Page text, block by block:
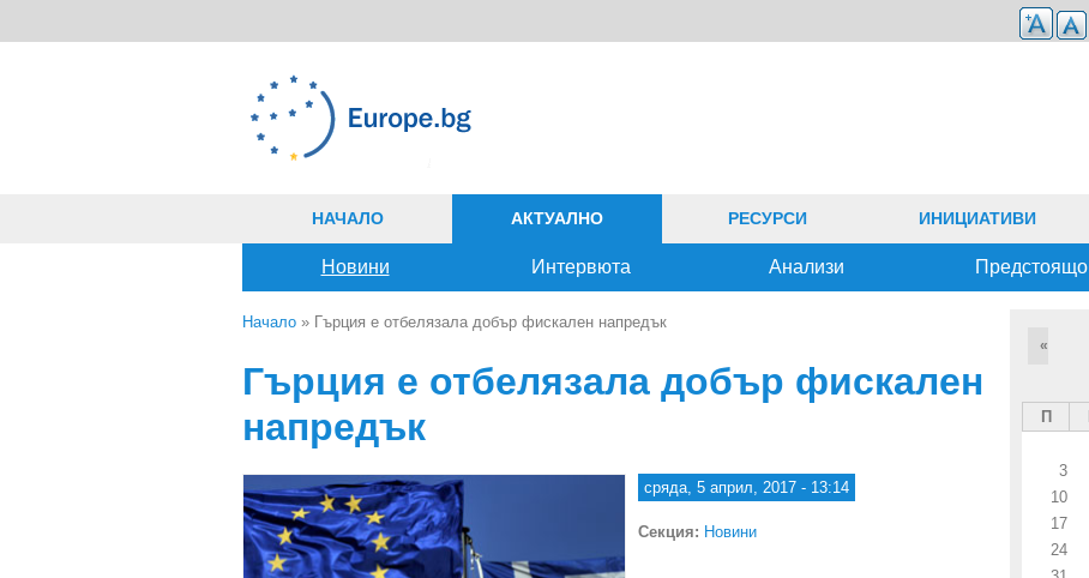
НАЧАЛО АКТУАЛНО
Новини Интервюта Анализи Предстоящо
РЕСУРСИ ИНИЦИАТИВИ
Начало » Гърция е отбелязала добър фискален напредък
Гърция е отбелязала добър фискален
напредък
сряда, 5 април, 2017 - 13:14
Секция: Новини
«
П
3
10
17
24